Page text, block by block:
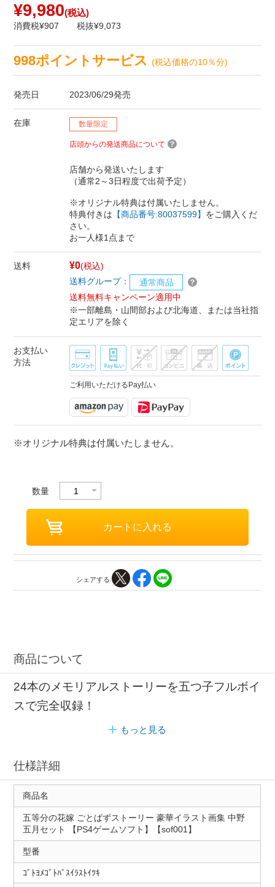
¥9,980(税込)
消費税¥907 税抜¥9,073
998ポイントサービス(税込価格の10％分)
発売日 2023/06/29発売
在庫 数量限定
店頭からの発送商品について
店舗から発送いたします
（通常2～3日程度で出荷予定）
※オリジナル特典は付属いたしません。
特典付きは 【商品番号:80037599】 をご購入くだ
さい。
お一人様1点まで
送料 ¥0(税込)
送料グループ：
通常商品
送料無料キャンペーン適用中
※一部離島・山間部および北海道、または当社指
定エリアを除く
お支払い
方法
ご利用いただけるPay払い
※オリジナル特典は付属いたしません。
数量
シェアする
商品について
24本のメモリアルストーリーを五つ子フルボイ
スで完全収録！
もっと見る
仕様詳細
商品名
五等分の花嫁 ごとぱずストーリー 豪華イラスト画集 中野
五月セット 【PS4ゲームソフト】【sof001】
型番
ｺﾞﾄﾖﾒｺﾞﾄﾊﾞｽｲﾗｽﾄｲﾂｷ